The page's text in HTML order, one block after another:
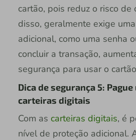
cartão, pois reduz o risco de
disso, geralmente exige
adicional, como uma senha
concluir a transação,
segurança para usar o
Dica de segurança 5:
carteiras digitais
Com as carteiras digitais, é
nível de proteção adicional.